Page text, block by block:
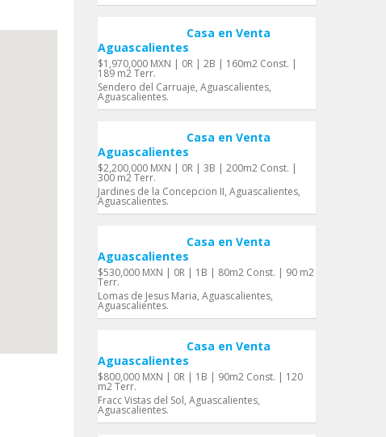
Casa en Venta
Aguascalientes
$1,970,000 MXN | 0R | 2B | 160m2 Const. |
189 m2 Terr.
Sendero del Carruaje, Aguascalientes,
Aguascalientes.
Casa en Venta
Aguascalientes
$2,200,000 MXN | 0R | 3B | 200m2 Const. |
300 m2 Terr.
Jardines de la Concepcion II, Aguascalientes,
Aguascalientes.
Casa en Venta
Aguascalientes
$530,000 MXN | 0R | 1B | 80m2 Const. | 90 m2
Terr.
Lomas de Jesus Maria, Aguascalientes,
Aguascalientes.
Casa en Venta
Aguascalientes
$800,000 MXN | 0R | 1B | 90m2 Const. | 120
m2 Terr.
Fracc Vistas del Sol, Aguascalientes,
Aguascalientes.